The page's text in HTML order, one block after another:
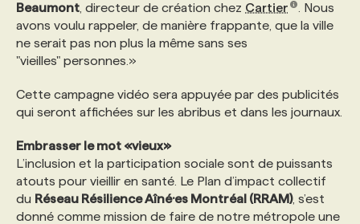
FAQ
Beaumont , directeur de création chez Cartier
. Nous
avons voulu rappeler, de manière frappante, que la ville
ne serait pas non plus la même sans ses
"vieilles" personnes.»
Cette campagne vidéo sera appuyée par des publicités
qui seront affichées sur les abribus et dans les journaux.
Embrasser le mot «vieux»
L’inclusion et la participation sociale sont de puissants
atouts pour vieillir en santé. Le Plan d’impact collectif
du Réseau Résilience Aîné·es Montréal (RRAM), s’est
donné comme mission de faire de notre métropole une